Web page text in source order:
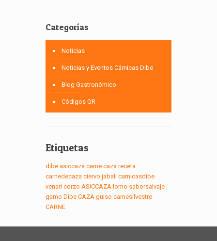
Categorías
Noticias
Noticias y Eventos Cárnicas Dibe
Blog Gastronómico
Códigos QR
Etiquetas
dibe asiccaza carne caza receta
carnedecaza ciervo jabali carnicasdibe
venari corzo ASICCAZA lomo saborsalvaje
gamo Dibe CAZA guiso carnesilvestre
CARNE